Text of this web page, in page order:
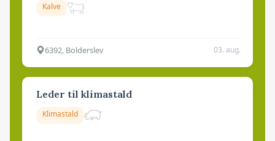
Kalve
6392, Bolderslev 03. aug.
Leder til klimastald
Klimastald